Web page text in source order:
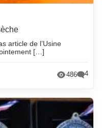
article de l’Usine
[…]
486 4